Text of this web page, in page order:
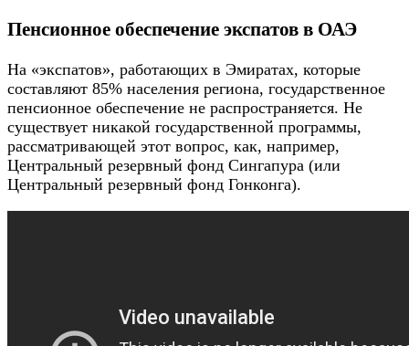
Пенсионное обеспечение экспатов в ОАЭ
На «экспатов», работающих в Эмиратах, которые
составляют 85% населения региона, государственное
пенсионное обеспечение не распространяется. Не
существует никакой государственной программы,
рассматривающей этот вопрос, как, например,
Центральный резервный фонд Сингапура (или
Центральный резервный фонд Гонконга).